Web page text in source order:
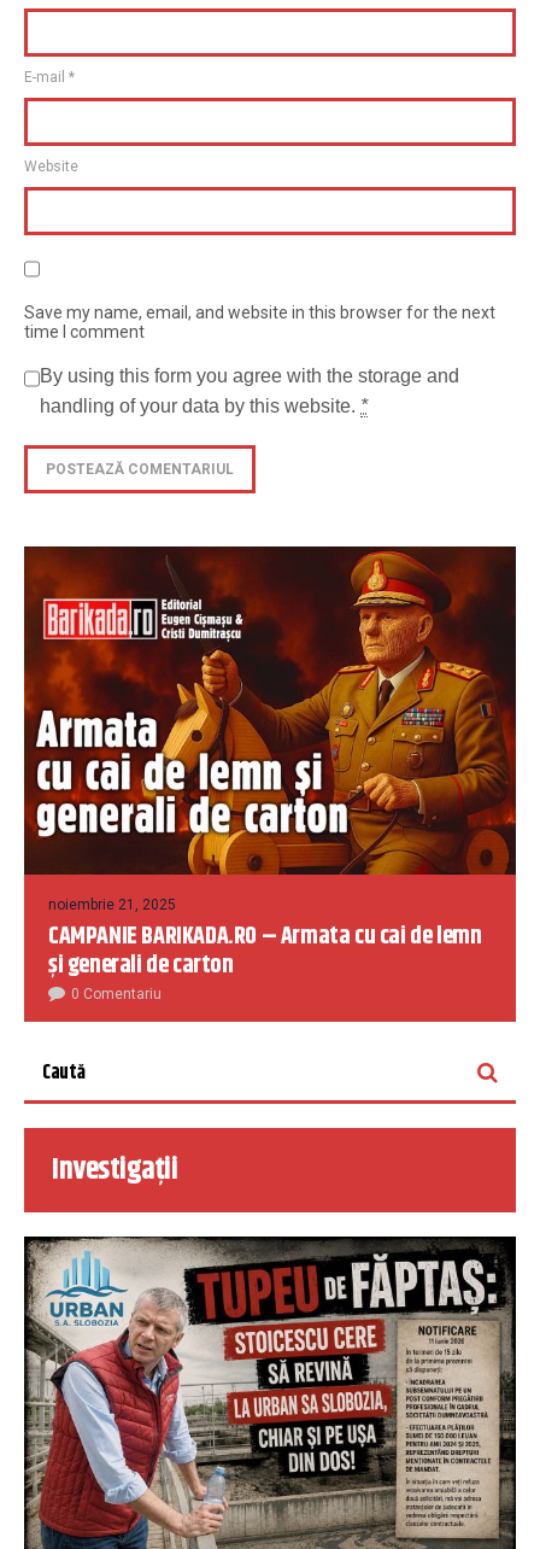
E-mail *
Website
Save my name, email, and website in this browser for the next
time I comment
By using this form you agree with the storage and
handling of your data by this website. *
noiembrie 21, 2025
CAMPANIE BARIKADA.RO – Armata cu cai de lemn
și generali de carton
0 Comentariu
Investigații